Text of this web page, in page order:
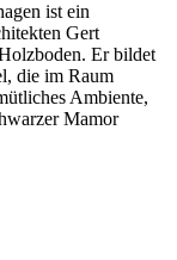
ist ein
Gert
Er bildet
die im Raum
Ambiente,
Mamor